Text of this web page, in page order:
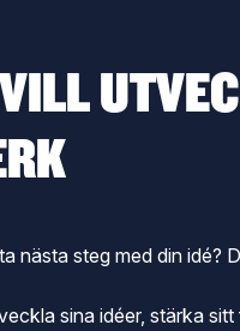
steg med din idé?
sina idéer, stärka